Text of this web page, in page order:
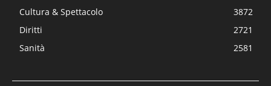
Cultura & Spettacolo
3872
Diritti
2721
Sanità
2581